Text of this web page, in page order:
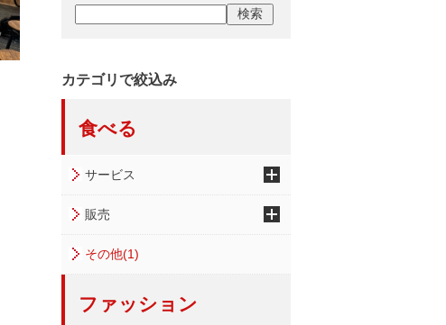
カテゴリで絞込み
食べる
サービス
販売
その他(1)
ファッション